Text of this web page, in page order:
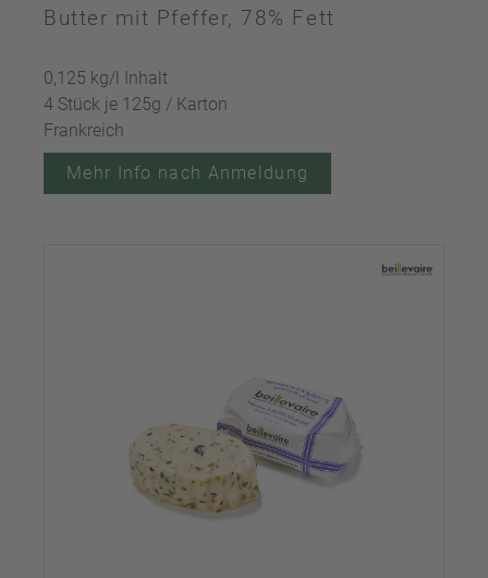
Butter mit Pfeffer, 78% Fett
0,125 kg/l Inhalt
4 Stück je 125g / Karton
Frankreich
Mehr Info nach Anmeldung